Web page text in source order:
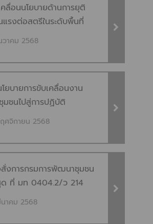
คลื่อนนโยบายด้านการยุติ
แรงต่อสตรีในระดับพื้นที่
วาคม 2568
ยบายการขับเคลื่อนงาน
ชนไปสู่การปฏิบัติ
ศจิกายน 2568
งการกรมการพัฒนาชุมชน
ที่ มท 0404.2/ว 214
ะชุมฯ จัดทำแผนปฏิบัติรา
นาคม 2568